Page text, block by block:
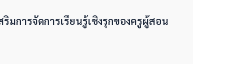
มการจัดการเรียนรู้เชิงรุกของครูผู้สอน